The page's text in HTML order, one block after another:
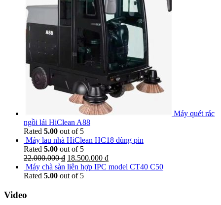
Máy quét rác
ngồi lái HiClean A88
Rated 5.00 out of 5
Máy lau nhà HiClean HC18 dùng pin
Rated 5.00 out of 5
22.000.000₫ 18.500.000 ₫
Máy chà sàn liên hợp IPC model CT40 C50
Rated 5.00 out of 5
Video